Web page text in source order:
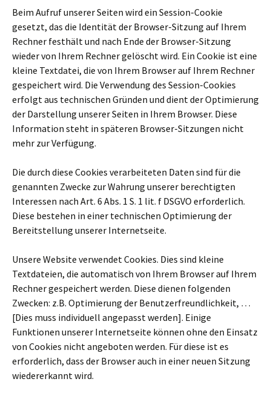
Beim Aufruf unserer Seiten wird ein Session-Cookie
gesetzt, das die Identität der Browser-Sitzung auf Ihrem
Rechner festhält und nach Ende der Browser-Sitzung
wieder von Ihrem Rechner gelöscht wird. Ein Cookie ist eine
kleine Textdatei, die von Ihrem Browser auf Ihrem Rechner
gespeichert wird. Die Verwendung des Session-Cookies
erfolgt aus technischen Gründen und dient der Optimierung
der Darstellung unserer Seiten in Ihrem Browser. Diese
Information steht in späteren Browser-Sitzungen nicht
mehr zur Verfügung.
Die durch diese Cookies verarbeiteten Daten sind für die
genannten Zwecke zur Wahrung unserer berechtigten
Interessen nach Art. 6 Abs. 1 S. 1 lit. f DSGVO erforderlich.
Diese bestehen in einer technischen Optimierung der
Bereitstellung unserer Internetseite.
Unsere Website verwendet Cookies. Dies sind kleine
Textdateien, die automatisch von Ihrem Browser auf Ihrem
Rechner gespeichert werden. Diese dienen folgenden
Zwecken: z.B. Optimierung der Benutzerfreundlichkeit, …
[Dies muss individuell angepasst werden]. Einige
Funktionen unserer Internetseite können ohne den Einsatz
von Cookies nicht angeboten werden. Für diese ist es
erforderlich, dass der Browser auch in einer neuen Sitzung
wiedererkannt wird.